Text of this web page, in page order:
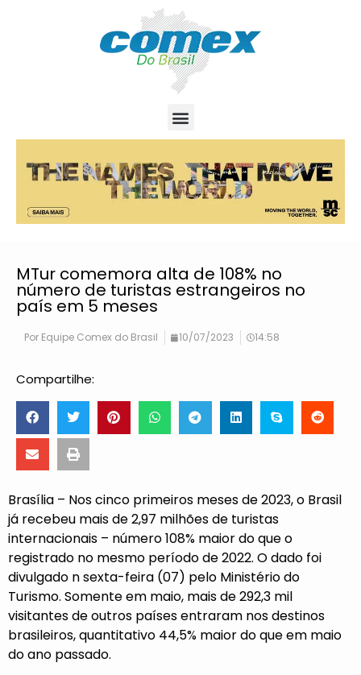
MTur comemora alta de 108% no
número de turistas estrangeiros no
país em 5 meses
Por Equipe Comex do Brasil 10/07/2023 14:58
Compartilhe:
Brasília – Nos cinco primeiros meses de 2023, o Brasil
já recebeu mais de 2,97 milhões de turistas
internacionais – número 108% maior do que o
registrado no mesmo período de 2022. O dado foi
divulgado n sexta-feira (07) pelo Ministério do
Turismo. Somente em maio, mais de 292,3 mil
visitantes de outros países entraram nos destinos
brasileiros, quantitativo 44,5% maior do que em maio
do ano passado.